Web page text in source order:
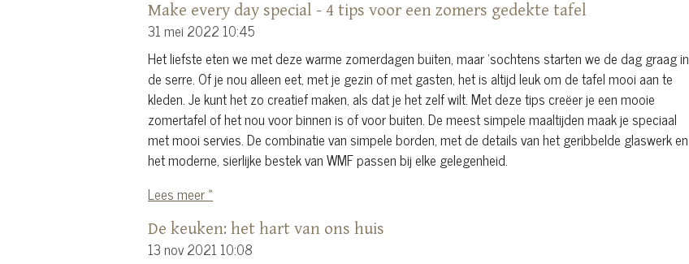
Make every day special - 4 tips voor een zomers gedekte tafel
31 mei 202210:45
Het liefste eten we met deze warme zomerdagen buiten, maar ‘sochtens starten we de dag graag in
de serre. Of je nou alleen eet, met je gezin of met gasten, het is altijd leuk om de tafel mooi aan te
kleden. Je kunt het zo creatief maken, als dat je het zelf wilt. Met deze tips creëer je een mooie
zomertafel of het nou voor binnen is of voor buiten. De meest simpele maaltijden maak je speciaal
met mooi servies. De combinatie van simpele borden, met de details van het geribbelde glaswerk en
het moderne, sierlijke bestek van WMF passen bij elke gelegenheid.
Lees meer »
De keuken: het hart van ons huis
13 nov 202110:08